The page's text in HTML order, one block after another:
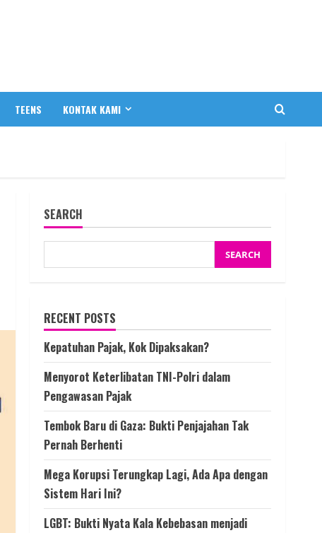
TEENS KONTAK KAMI
SEARCH
SEARCH
RECENT POSTS
Kepatuhan Pajak, Kok Dipaksakan?
Menyorot Keterlibatan TNI-Polri dalam
Pengawasan Pajak
Tembok Baru di Gaza: Bukti Penjajahan Tak
Pernah Berhenti
Mega Korupsi Terungkap Lagi, Ada Apa dengan
Sistem Hari Ini?
LGBT: Bukti Nyata Kala Kebebasan menjadi